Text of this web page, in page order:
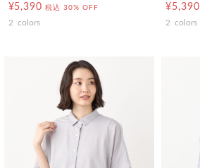
¥5,390 税込 30% OFF
2 colors
¥5,390
2 colors